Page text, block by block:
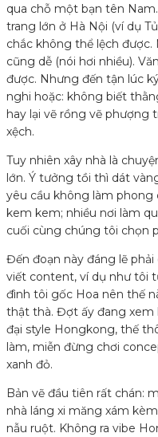
qua chỗ một bạn tên
trang lớn ở Hà Nội (ví dụ
chắc không thể lệch
cũng dễ (nói hơi nhiều).
được. Nhưng đến tận lúc
nghi hoặc: không biết
hay lại vẽ rồng vẽ phượng
xệch.
Tuy nhiên xây nhà là
lớn. Ý tưởng tồi thì dát
yêu cầu không làm
kem kem; nhiều nơi làm
cuối cùng chúng tôi chọn
Đến đoạn này đáng lẽ
viết content, ví dụ như tôi
đình tôi gốc Hoa nên thế
thật thà. Đợt ấy đang xem
đại style Hongkong, thế
làm, miễn đừng chơi
xanh đỏ.
Bản vẽ đầu tiên rất chán:
nhà láng xi măng xám
nẫu ruột. Không ra vibe